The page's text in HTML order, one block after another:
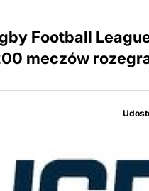
Football
meczów